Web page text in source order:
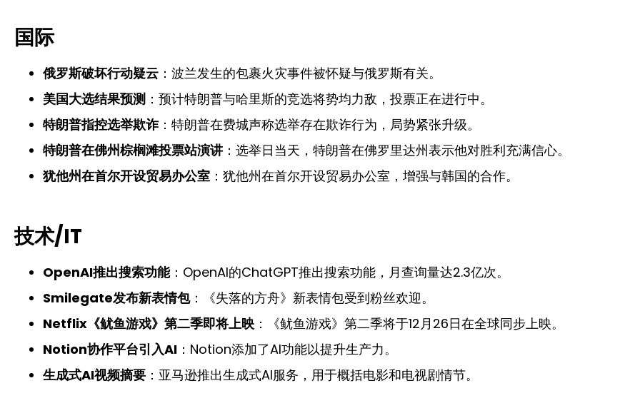
国际
俄罗斯破坏行动疑云 ：波兰发生的包裹火灾事件被怀疑与俄罗斯有关。
美国大选结果预测 ：预计特朗普与哈里斯的竞选将势均力敌，投票正在进行中。
特朗普指控选举欺诈：特朗普在费城声称选举存在欺诈行为，局势紧张升级。
特朗普在佛州棕榈滩投票站演讲：选举日当天，特朗普在佛罗里达州表示他对胜利充满信心。
犹他州在首尔开设贸易办公室 ：犹他州在首尔开设贸易办公室，增强与韩国的合作。
技术/IT
OpenAI推出搜索功能：OpenAI的ChatGPT推出搜索功能，月查询量达2.3亿次。
Smilegate发布新表情包：《失落的方舟》新表情包受到粉丝欢迎。
Netflix《鱿鱼游戏》第二季即将上映：《鱿鱼游戏》第二季将于12月26日在全球同步上映。
Notion协作平台引入AI ：Notion添加了AI功能以提升生产力。
生成式AI视频摘要 ：亚马逊推出生成式AI服务，用于概括电影和电视剧情节。